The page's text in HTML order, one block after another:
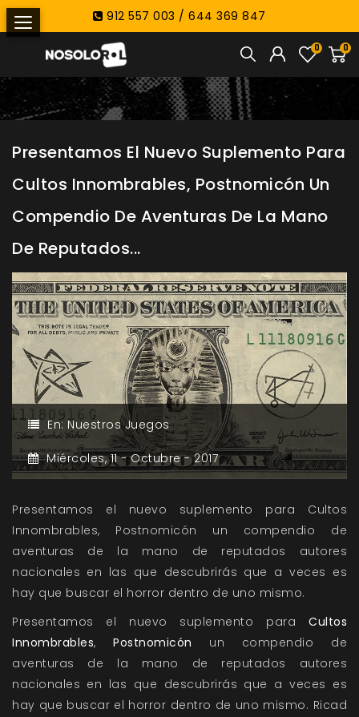
912 557 003 / 644 369 847
0
0
Presentamos El Nuevo Suplemento Para
Cultos Innombrables, Postnomicón Un
Compendio De Aventuras De La Mano
De Reputados...
En: Nuestros Juegos
Miércoles,11 -Octubre -2017
Presentamos el nuevo suplemento para Cultos
Innombrables, Postnomicón un compendio de
aventuras de la mano de reputados autores
nacionales en las que descubrirás que a veces es
hay que buscar el horror dentro de uno mismo.
Presentamos el nuevo suplemento para Cultos
Innombrables,Postnomicón un compendio de
aventuras de la mano de reputados autores
nacionales en las que descubrirás que a veces es
hay que buscar el horror dentro de uno mismo. Ricad